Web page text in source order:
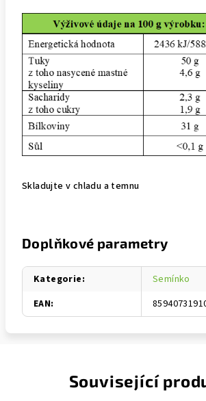
Skladujte v chladu a temnu
Doplňkové parametry
Kategorie:
Semínko
EAN:
Související